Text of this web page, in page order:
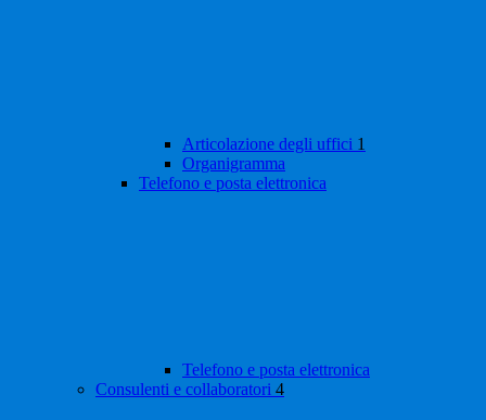
Articolazione degli uffici 1
Organigramma
Telefono e posta elettronica
Telefono e posta elettronica
Consulenti e collaboratori 4